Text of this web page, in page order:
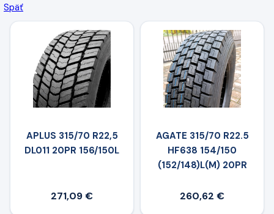
Späť
APLUS 315/70 R22,5
DL011 20PR 156/150L
271,09 €
AGATE 315/70 R22.5
HF638 154/150
(152/148)L(M) 20PR
260,62 €